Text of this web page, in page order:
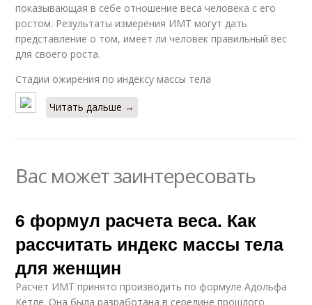
показывающая в себе отношение веса человека с его
ростом. Результаты измерения ИМТ могут дать
представление о том, имеет ли человек правильный вес
для своего роста.
Стадии ожирения по индексу массы тела
Читать дальше →
Вас может заинтересовать
6 формул расчета веса. Как
рассчитать индекс массы тела
для женщин
Расчет ИМТ принято производить по формуле Адольфа
Кетле. Она была разработана в середине прошлого